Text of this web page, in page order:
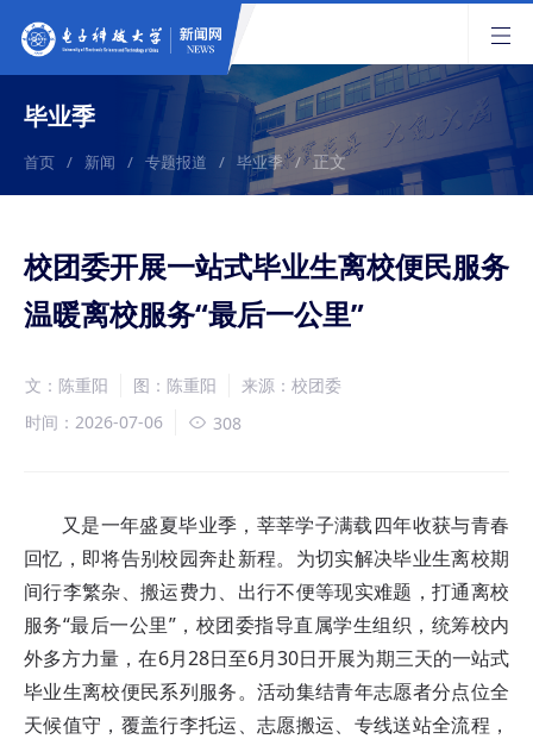
毕业季
首页 / 新闻 / 专题报道 / 毕业季 / 正文
校团委开展一站式毕业生离校便民服务
温暖离校服务“最后一公里”
文：陈重阳 图：陈重阳
来源：校团委
时间：2026-07-06
308
又是一年盛夏毕业季，莘莘学子满载四年收获与青春
回忆，即将告别校园奔赴新程。为切实解决毕业生离校期
间行李繁杂、搬运费力、出行不便等现实难题，打通离校
服务“最后一公里”，校团委指导直属学生组织，统筹校内
外多方力量，在6月28日至6月30日开展为期三天的一站式
毕业生离校便民系列服务。活动集结青年志愿者分点位全
天候值守，覆盖行李托运、志愿搬运、专线送站全流程，